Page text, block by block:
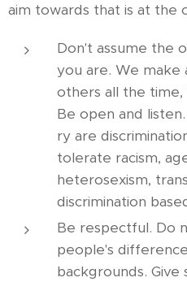
aim towards that is at the
Don't assume the
you are. We make
others all the
Be open and
ry are
tolerate racism,
heterosexism,
discrimination
Be respectful. Do
people's
backgrounds.